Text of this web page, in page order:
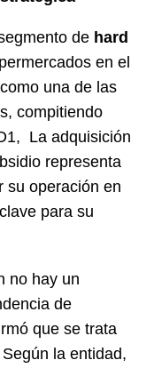
de hard
en el
una de las
compitiendo
La adquisición
representa
su operación en
para su
no hay un
de
que se trata
la entidad,